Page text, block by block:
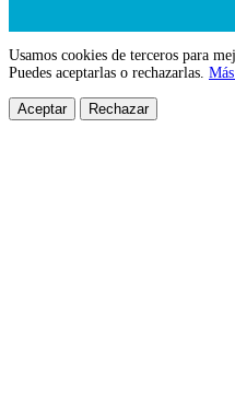
Usamos cookies de terceros para
Puedes aceptarlas o rechazarlas.
Aceptar Rechazar